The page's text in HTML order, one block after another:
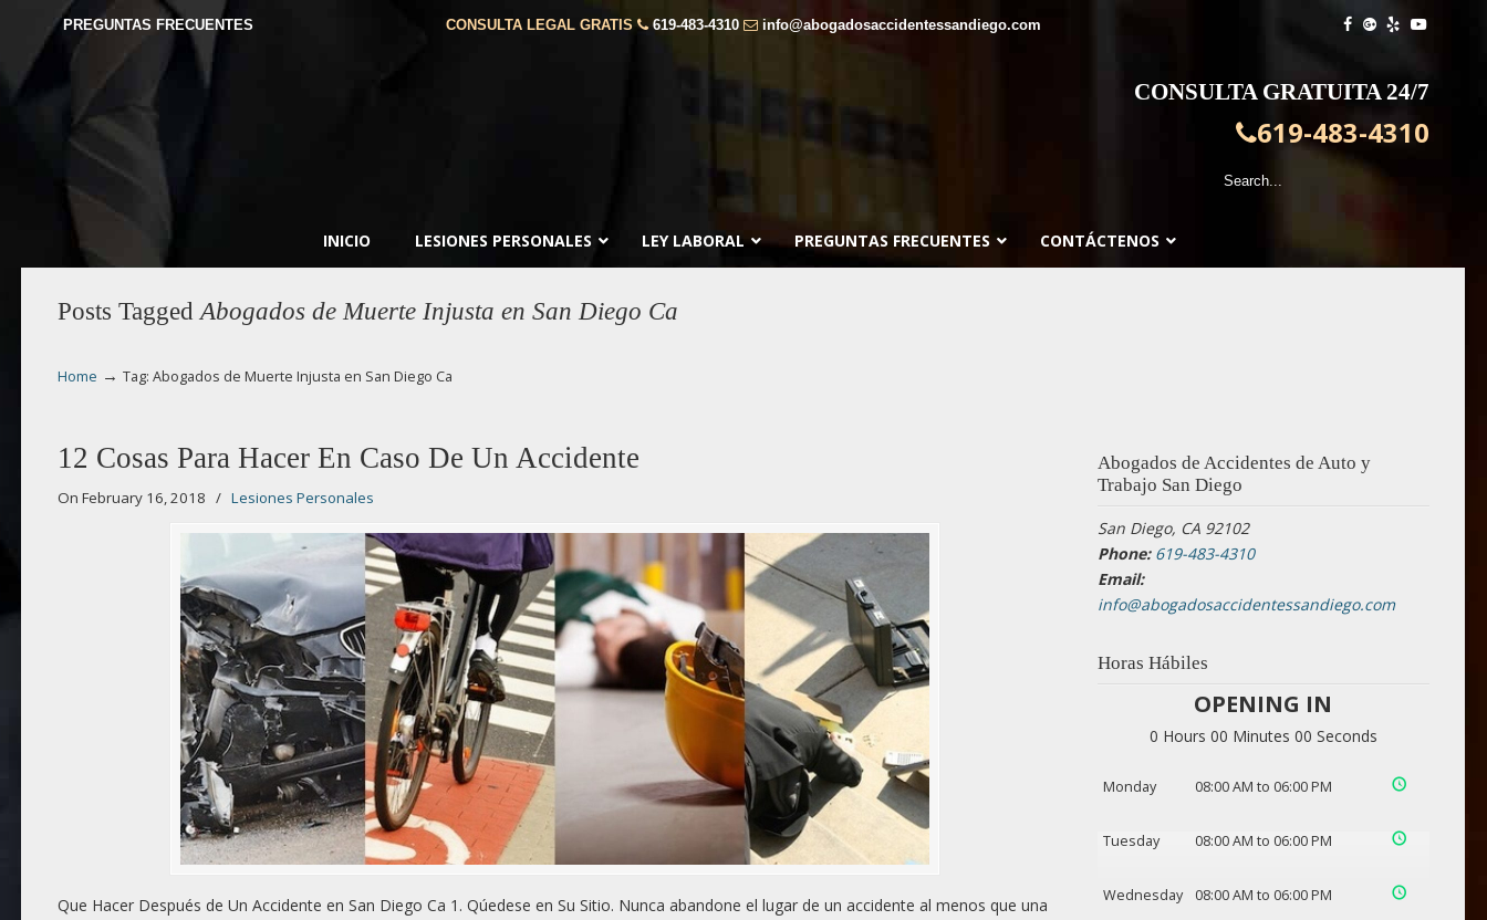
PREGUNTAS FRECUENTES CONSULTA LEGAL GRATIS 619-483-4310 info@abogadosaccidentessandiego.com
CONSULTA GRATUITA 24/7
619-483-4310
INICIO LESIONES PERSONALES LEY LABORAL PREGUNTAS FRECUENTES CONTÁCTENOS
Posts Tagged Abogados de Muerte Injusta en San Diego Ca
Home → Tag: Abogados de Muerte Injusta en San Diego Ca
12 Cosas Para Hacer En Caso De Un Accidente
On February 16, 2018 / Lesiones Personales
Que Hacer Después de Un Accidente en San Diego Ca 1. Qúedese en Su Sitio. Nunca abandone el lugar de un accidente al menos que una
Abogados de Accidentes de Auto y
Trabajo San Diego
San Diego, CA 92102
Phone: 619-483-4310
Email:
info@abogadosaccidentessandiego.com
Horas Hábiles
OPENING IN
0 Hours 00 Minutes 00 Seconds
Monday 08:00 AM to 06:00 PM
Tuesday 08:00 AM to 06:00 PM
Wednesday 08:00 AM to 06:00 PM